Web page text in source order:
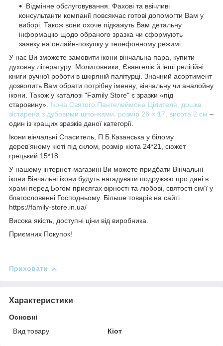
Відмінне обслуговування. Фахові та ввічливі
консультанти компанії повсякчас готові допомогти Вам у
виборі. Також вони охоче підкажуть Вам детальну
інформацію щодо обраного зразка чи сформують
заявку на онлайн-покупку у телефонному режимі.
У нас Ви зможете замовити ікони вінчальна пара, купити
духовну літературу: Молитовники, Євангеліє й інші релігійні
книги ручної роботи в шкіряній палітурці. Значний асортимент
дозволить Вам обрати потрібну іменну, вінчальну чи аналойну
ікони. Також у каталозі "Family Store" є зразки «під
старовину». Ікона Святого Пантелеймона Цілителя, дошка
зістарена з дубовими шпонками, розмір 26 × 17, висота 2 см –
один із кращих зразків даної категорії.
Ікони вінчальні Спаситель, П.Б.Казанська у білому
дерев'яному кіоті під склом, розмір кіота 24*21, сюжет
грецький 15*18.
У нашому інтернет-магазині Ви можете придбати Вінчальні
ікони.Вінчальні ікони будуть нагадувати подружжю про дані в
храмі перед Богом присягах вірності та любові, святості сім'ї у
благословенні Господньому. Більше товарів на сайті
https://family-store.in.ua/
Висока якість, доступні ціни від виробника.
Приємних Покупок!
Приховати
Характеристики
Основні
Вид товару
Кіот